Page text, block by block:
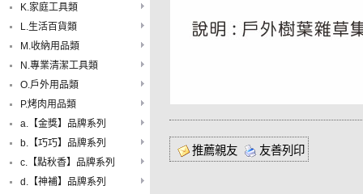
K.家庭工具類
L.生活百貨類
M.收納用品類
N.專業清潔工具類
O.戶外用品類
P.烤肉用品類
a.【金獎】品牌系列
b.【巧巧】品牌系列
c.【點秋香】品牌系列
d.【神補】品牌系列
推薦親友 友善列印